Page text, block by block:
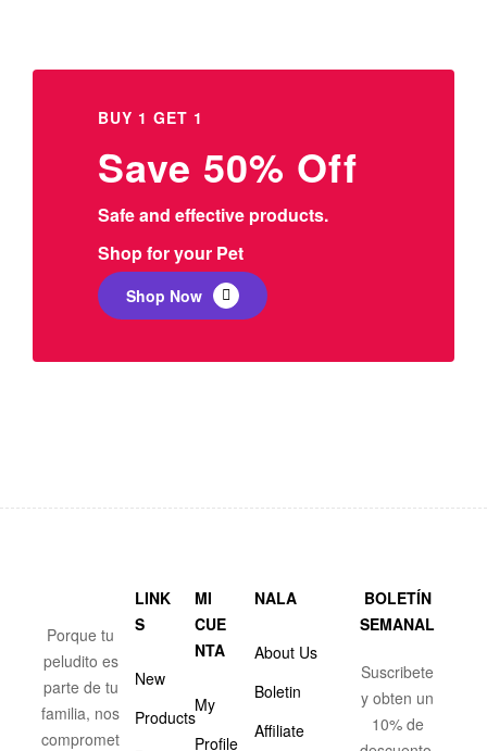
BUY 1 GET 1
Save 50% Off
Safe and effective products.
Shop for your Pet
Shop Now
Porque tu
peludito es
parte de tu
familia, nos
compromet
LINK
S
New
Products
MI
CUE
NTA
My
Profile
NALA
About Us
Boletin
Affiliate
BOLETÍN
SEMANAL
Suscribete
y obten un
10% de